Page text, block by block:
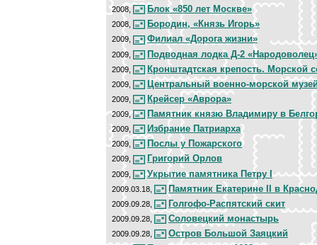
2008, Блок «850 лет Москве»
2008, Бородин, «Князь Игорь»
2009, Филиал «Дорога жизни»
2009, Подводная лодка Д-2
2009, Кронштадтская крепость. Морской
2009, Центральный военно-морской
2009, Крейсер «Аврора»
2009, Памятник князю Владимиру в
2009, Избрание Патриарха
2009, Послы у Пожарского
2009, Григорий Орлов
2009, Укрытие памятника Петру I
2009.03.18, Памятник Екатерине II в
2009.09.28, Голгофо-Распятский скит
2009.09.28, Соловецкий монастырь
2009.09.28, Остров Большой Заяцкий